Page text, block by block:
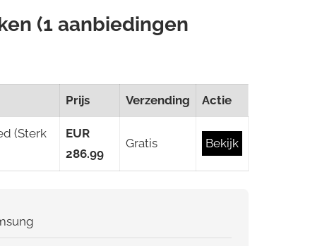
(1 aanbiedingen
Prijs Verzending Actie
(Sterk
EUR
286.99
Gratis Bekijk